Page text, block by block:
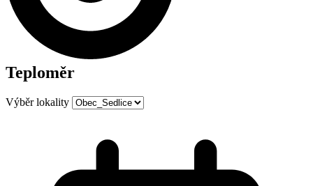
Teploměr
Výběr lokality